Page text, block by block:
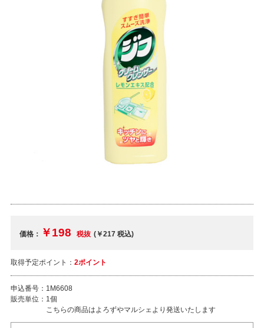
価格： ￥198 税抜 (￥217税込)
取得予定ポイント： 2ポイント
申込番号： 1M6608
販売単位： 1個
こちらの商品はよろずやマルシェより発送いたします